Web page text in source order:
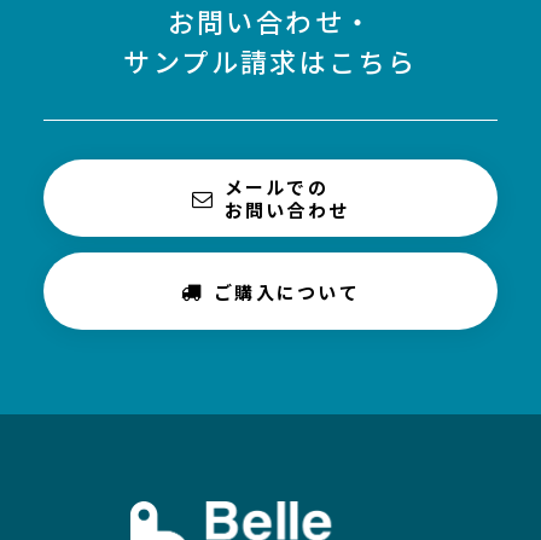
お問い合わせ・
サンプル請求はこちら
メールでの
お問い合わせ
ご購入について